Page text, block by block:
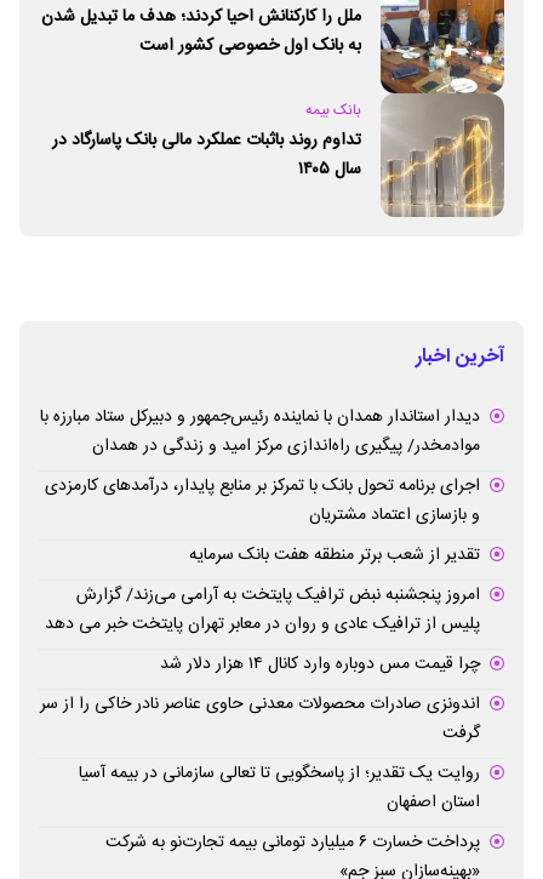
ملل را کارکنانش احیا کردند؛ هدف ما تبدیل شدن
به بانک اول خصوصی کشور است
بانک بیمه
تداوم روند باثبات عملکرد مالی بانک پاسارگاد در
سال ۱۴۰۵
آخرین اخبار
دیدار استاندار همدان با نماینده رئیس‌جمهور و دبیرکل ستاد مبارزه با
موادمخدر/ پیگیری راه‌اندازی مرکز امید و زندگی در همدان
اجرای برنامه تحول بانک با تمرکز بر منابع پایدار، درآمدهای کارمزدی
و بازسازی اعتماد مشتریان
تقدیر از شعب برتر منطقه هفت بانک سرمایه
امروز پنجشنبه نبض ترافیک پایتخت به آرامی می‌زند/ گزارش
پلیس از ترافیک عادی و روان در معابر تهران پایتخت خبر می دهد
چرا قیمت مس دوباره وارد کانال ۱۴ هزار دلار شد
اندونزی صادرات محصولات معدنی حاوی عناصر نادر خاکی را از سر
گرفت
روایت یک تقدیر؛ از پاسخگویی تا تعالی سازمانی در بیمه آسیا
استان اصفهان
پرداخت خسارت ۶ میلیارد تومانی بیمه تجارت‌نو به شرکت
«بهینه‌سازان سبز جم»